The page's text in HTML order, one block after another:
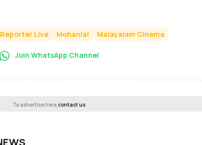
Reporter Live Mohanlal Malayalam Cinema
Join WhatsApp Channel
To advertise here,contact us